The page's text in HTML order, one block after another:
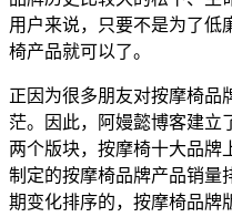
用户来说，只要不是为了低
椅产品就可以了。
正因为很多朋友对按摩椅品
茫。因此，阿嫚懿博客建立
两个版块，按摩椅十大品牌
制定的按摩椅品牌产品销量
期变化排序的，按摩椅品牌